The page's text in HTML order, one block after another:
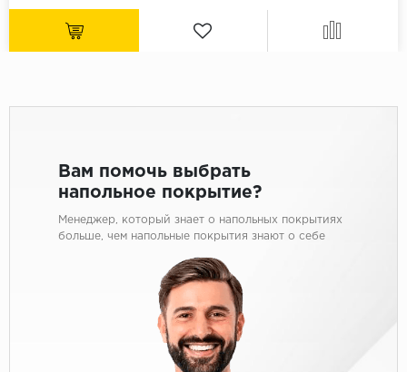
Вам помочь выбрать
напольное покрытие?
Менеджер, который знает о напольных покрытиях
больше, чем напольные покрытия знают о себе